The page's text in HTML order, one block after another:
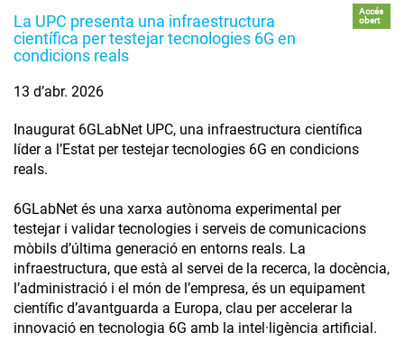
La UPC presenta una infraestructura
científica per testejar tecnologies 6G en
condicions reals
Accés
obert
13 d’abr. 2026
Inaugurat 6GLabNet UPC, una infraestructura científica
líder a l’Estat per testejar tecnologies 6G en condicions
reals.
6GLabNet és una xarxa autònoma experimental per
testejar i validar tecnologies i serveis de comunicacions
mòbils d’última generació en entorns reals. La
infraestructura, que està al servei de la recerca, la docència,
l’administració i el món de l’empresa, és un equipament
científic d’avantguarda a Europa, clau per accelerar la
innovació en tecnologia 6G amb la intel·ligència artificial.